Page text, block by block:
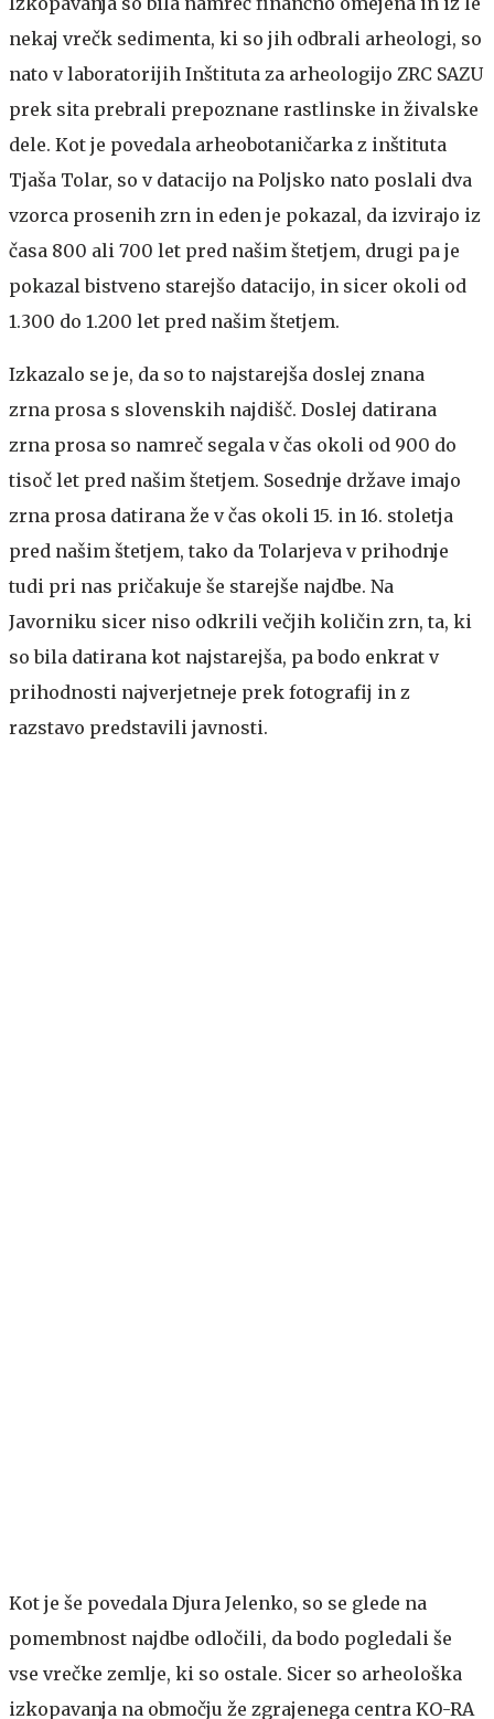
nekaj vrečk sedimenta, ki so jih odbrali arheologi, so
nato v laboratorijih Inštituta za arheologijo ZRC SAZU
prek sita prebrali prepoznane rastlinske in živalske
dele. Kot je povedala arheobotaničarka z inštituta
Tjaša Tolar, so v datacijo na Poljsko nato poslali dva
vzorca prosenih zrn in eden je pokazal, da izvirajo iz
časa 800 ali 700 let pred našim štetjem, drugi pa je
pokazal bistveno starejšo datacijo, in sicer okoli od
1.300 do 1.200 let pred našim štetjem.
Izkazalo se je, da so to najstarejša doslej znana
zrna prosa s slovenskih najdišč. Doslej datirana
zrna prosa so namreč segala v čas okoli od 900 do
tisoč let pred našim štetjem. Sosednje države imajo
zrna prosa datirana že v čas okoli 15. in 16. stoletja
pred našim štetjem, tako da Tolarjeva v prihodnje
tudi pri nas pričakuje še starejše najdbe. Na
Javorniku sicer niso odkrili večjih količin zrn, ta, ki
so bila datirana kot najstarejša, pa bodo enkrat v
prihodnosti najverjetneje prek fotografij in z
razstavo predstavili javnosti.
Kot je še povedala Djura Jelenko, so se glede na
pomembnost najdbe odločili, da bodo pogledali še
vse vrečke zemlje, ki so ostale. Sicer so arheološka
izkopavanja na območju že zgrajenega centra KO-RA